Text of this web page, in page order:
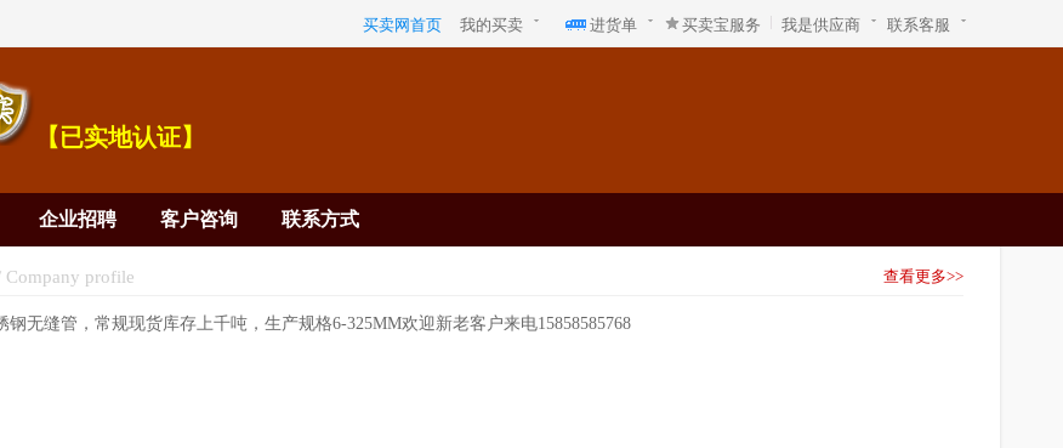
联系客服
我是供应商
买卖宝服务
进货单
我的买卖
买卖网首页
【已实地认证】
企业招聘 客户咨询 联系方式
Company profile 查看更多>>
钢无缝管，常规现货库存上千吨，生产规格6-325MM欢迎新老客户来电15858585768